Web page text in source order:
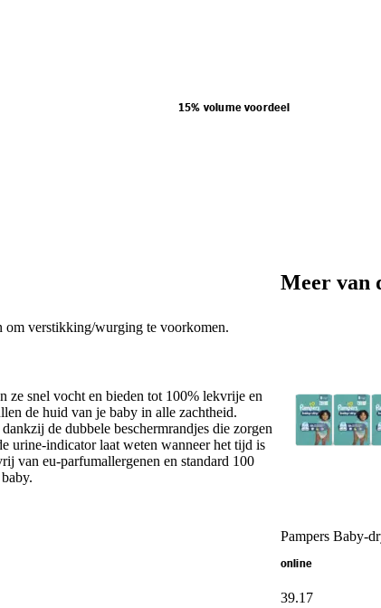
15% volume voordeel
om verstikking/wurging te voorkomen.
ze snel vocht en bieden tot 100% lekvrije en
de huid van je baby in alle zachtheid.
de dubbele beschermrandjes die zorgen
urine-indicator laat weten wanneer het tijd is
van eu-parfumallergenen en standard 100
Meer van
Pampers Baby-
online
39.17